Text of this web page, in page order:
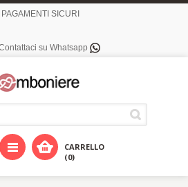
PAGAMENTI SICURI
su Whatsapp
CARRELLO
(0)